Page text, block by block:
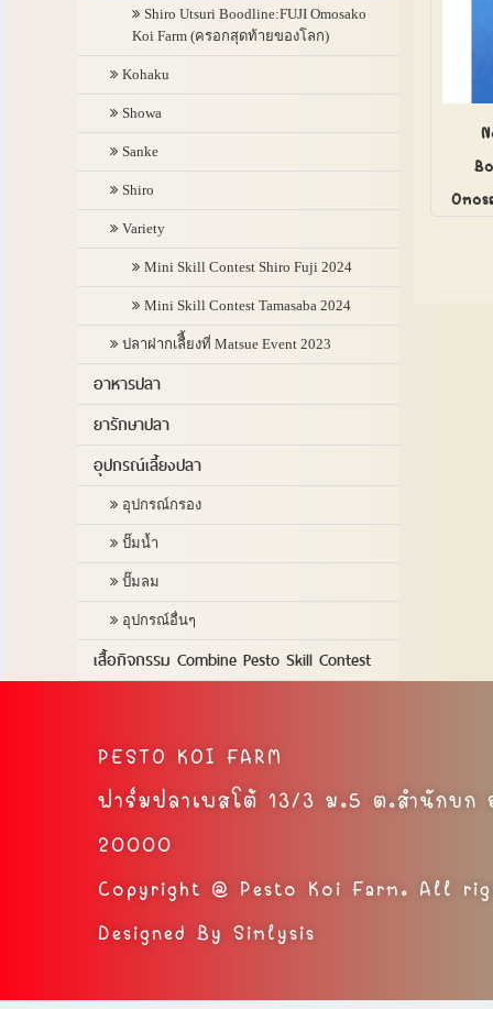
Shiro Utsuri Boodline:FUJI Omosako
Koi Farm (ครอกสุดท้ายของโลก)
Kohaku
Showa
Sanke
Shiro
Variety
Mini Skill Contest Shiro Fuji 2024
Mini Skill Contest Tamasaba 2024
ปลาฝากเลืี้ยงที่ Matsue Event 2023
อาหารปลา
ยารักษาปลา
อุปกรณ์เลี้ยงปลา
อุปกรณ์กรอง
ปั๊มน้ำ
ปั๊มลม
อุปกรณ์อื่นๆ
เสื้อกิจกรรม Combine Pesto Skill Contest
PESTO KOI FARM
ฟาร์มปลาเพสโต้ 13/3 ม.5 ต.สำนักบก
20000
Copyright @ Pesto Koi Farm. All
Designed By Simlysis